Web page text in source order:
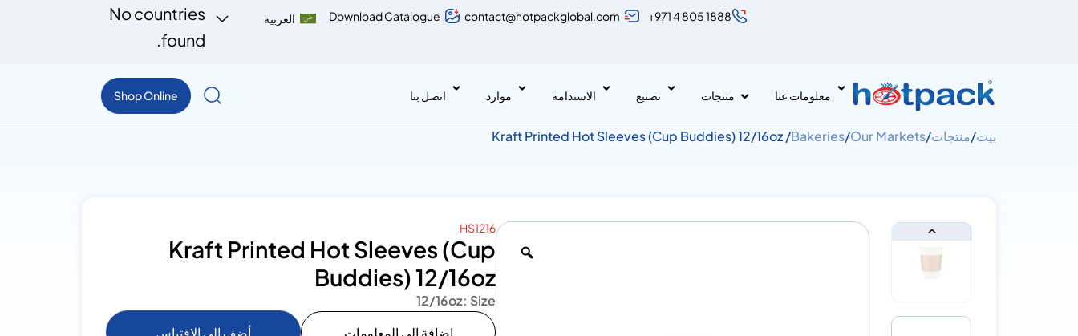
+971 4 805 1888
contact@hotpackglobal.com
Download Catalogue العربية
No countries
found.
معلومات عنا منتجات تصنيع الاستدامة موارد اتصل بنا Shop Online
بيت/منتجات/
Our Markets
/
Bakeries
/ Kraft Printed Hot Sleeves (Cup Buddies) 12/16oz
HS1216
Kraft Printed Hot Sleeves (Cup
Buddies) 12/16oz
Size :
12/16oz
إضافة إلى المعلومات
أضف إلى الاقتباس